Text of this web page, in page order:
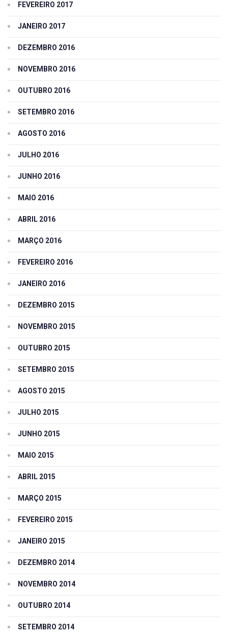
FEVEREIRO 2017
JANEIRO 2017
DEZEMBRO 2016
NOVEMBRO 2016
OUTUBRO 2016
SETEMBRO 2016
AGOSTO 2016
JULHO 2016
JUNHO 2016
MAIO 2016
ABRIL 2016
MARÇO 2016
FEVEREIRO 2016
JANEIRO 2016
DEZEMBRO 2015
NOVEMBRO 2015
OUTUBRO 2015
SETEMBRO 2015
AGOSTO 2015
JULHO 2015
JUNHO 2015
MAIO 2015
ABRIL 2015
MARÇO 2015
FEVEREIRO 2015
JANEIRO 2015
DEZEMBRO 2014
NOVEMBRO 2014
OUTUBRO 2014
SETEMBRO 2014